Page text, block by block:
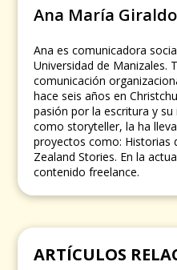
Ana María
Ana es comunicadora
Universidad de Manizales.
comunicación
hace seis años en
pasión por la escritura y
como storyteller, la ha
proyectos como: Historias
Zealand Stories. En la
contenido freelance.
ARTÍCULOS